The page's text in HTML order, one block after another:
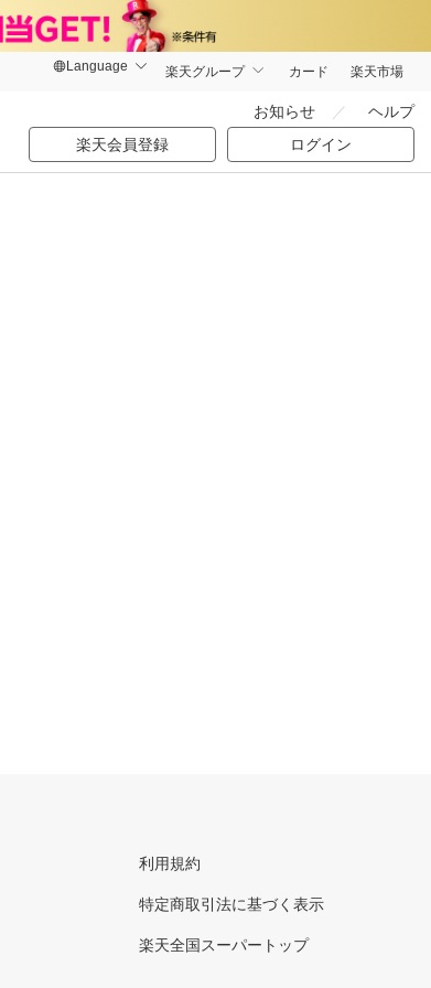
楽天グループ カード 楽天市場
お知らせ ヘルプ
楽天会員登録 ログイン
利用規約
特定商取引法に基づく表示
楽天全国スーパートップ